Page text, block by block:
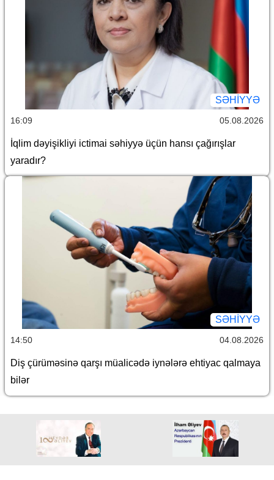
SƏHIYYƏ
16:09 05.08.2026
İqlim dəyişikliyi ictimai səhiyyə üçün hansı çağırışlar
yaradır?
SƏHIYYƏ
14:50 04.08.2026
Diş çürüməsinə qarşı müalicədə iynələrə ehtiyac qalmaya
bilər